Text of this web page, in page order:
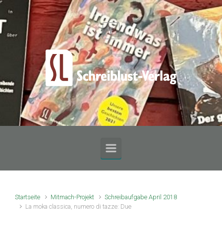
Zum Hauptinhalt springen
Startseite Mitmach-Projekt
Schreibaufgabe April 2018
La moka classica, numero di tazze: Due